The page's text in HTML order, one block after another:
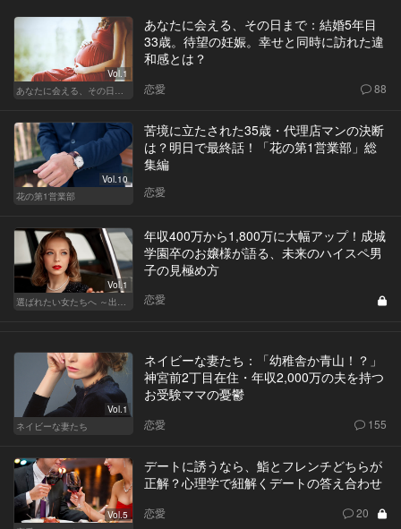
Vol.1
あなたに会える、その日まで
あなたに会える、その日まで：結婚5年目
33歳。待望の妊娠。幸せと同時に訪れた違
和感とは？
恋愛 88
Vol.10
花の第1営業部
苦境に立たされた35歳・代理店マンの決断
は？明日で最終話！「花の第1営業部」総
集編
恋愛
Vol.1
選ばれたい女たちへ ～出会いから結婚まで～
年収400万から1,800万に大幅アップ！成城
学園卒のお嬢様が語る、未来のハイスペ男
子の見極め方
恋愛
Vol.1
ネイビーな妻たち
ネイビーな妻たち：「幼稚舎か青山！？」
神宮前2丁目在住・年収2,000万の夫を持つ
お受験ママの憂鬱
恋愛 155
Vol.5
デートに誘うなら、鮨とフレンチどちらが
正解？心理学で紐解くデートの答え合わせ
恋愛 20